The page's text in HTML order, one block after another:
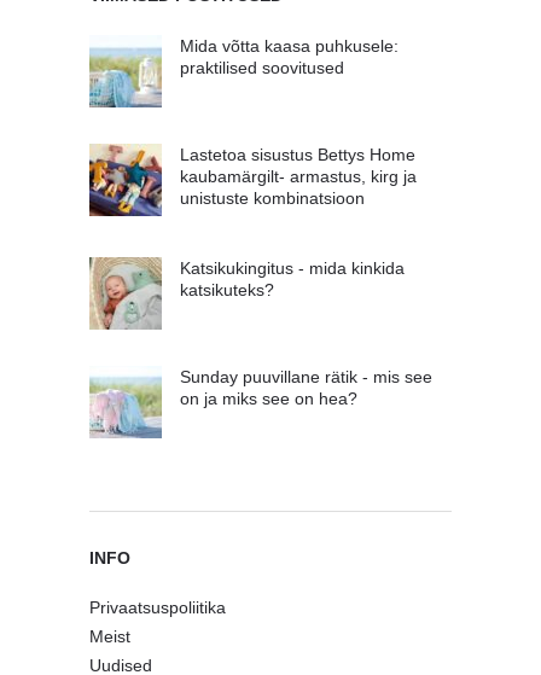
Mida võtta kaasa puhkusele:
praktilised soovitused
Lastetoa sisustus Bettys Home
kaubamärgilt- armastus, kirg ja
unistuste kombinatsioon
Katsikukingitus - mida kinkida
katsikuteks?
Sunday puuvillane rätik - mis see
on ja miks see on hea?
INFO
Privaatsuspoliitika
Meist
Uudised